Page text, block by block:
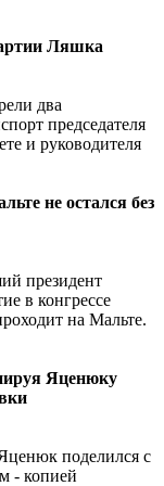
Ляшка
два
председателя
и руководителя
не остался без
президент
в конгрессе
на Мальте.
Яценюку
поделился с
- копией